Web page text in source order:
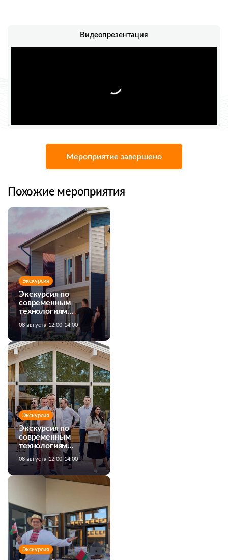
Видеопрезентация
Мероприятие завершено
Похожие мероприятия
Экскурсия
Экскурсия по
современным
технологиям
строительства
загородных домов
08 августа 12:00-14:00
Экскурсия
Экскурсия по
современным
технологиям
строительства
загородных домов
08 августа 12:00-14:00
Экскурсия